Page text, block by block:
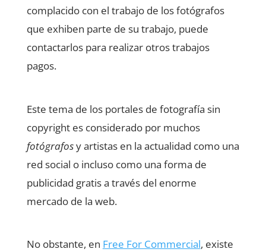
complacido con el trabajo de los fotógrafos
que exhiben parte de su trabajo, puede
contactarlos para realizar otros trabajos
pagos.
Este tema de los portales de fotografía sin
copyright es considerado por muchos
fotógrafosy artistas en la actualidad como una
red social o incluso como una forma de
publicidad gratis a través del enorme
mercado de la web.
No obstante, en Free For Commercial, existe